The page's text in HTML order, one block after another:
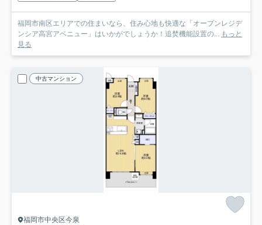
福岡市南区エリアでの住まいなら、住み心地も快適な「オープンレジデ
ンシア高宮アベニュー」はいかがでしょうか！追焚機能設置の... もっと
見る
中古マンション
福岡市中央区今泉